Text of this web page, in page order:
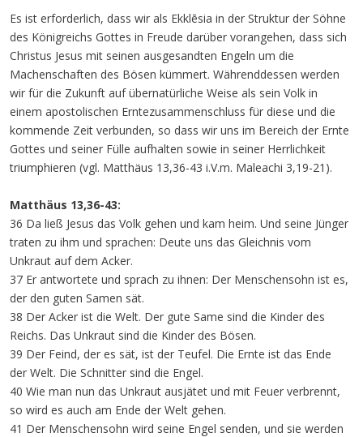
Es ist erforderlich, dass wir als Ekklēsia in der Struktur der Söhne
des Königreichs Gottes in Freude darüber vorangehen, dass sich
Christus Jesus mit seinen ausgesandten Engeln um die
Machenschaften des Bösen kümmert. Währenddessen werden
wir für die Zukunft auf übernatürliche Weise als sein Volk in
einem apostolischen Erntezusammenschluss für diese und die
kommende Zeit verbunden, so dass wir uns im Bereich der Ernte
Gottes und seiner Fülle aufhalten sowie in seiner Herrlichkeit
triumphieren (vgl. Matthäus 13,36-43 i.V.m. Maleachi 3,19-21).
Matthäus 13,36-43:
36 Da ließ Jesus das Volk gehen und kam heim. Und seine Jünger
traten zu ihm und sprachen: Deute uns das Gleichnis vom
Unkraut auf dem Acker.
37 Er antwortete und sprach zu ihnen: Der Menschensohn ist es,
der den guten Samen sät.
38 Der Acker ist die Welt. Der gute Same sind die Kinder des
Reichs. Das Unkraut sind die Kinder des Bösen.
39 Der Feind, der es sät, ist der Teufel. Die Ernte ist das Ende
der Welt. Die Schnitter sind die Engel.
40 Wie man nun das Unkraut ausjätet und mit Feuer verbrennt,
so wird es auch am Ende der Welt gehen.
41 Der Menschensohn wird seine Engel senden, und sie werden